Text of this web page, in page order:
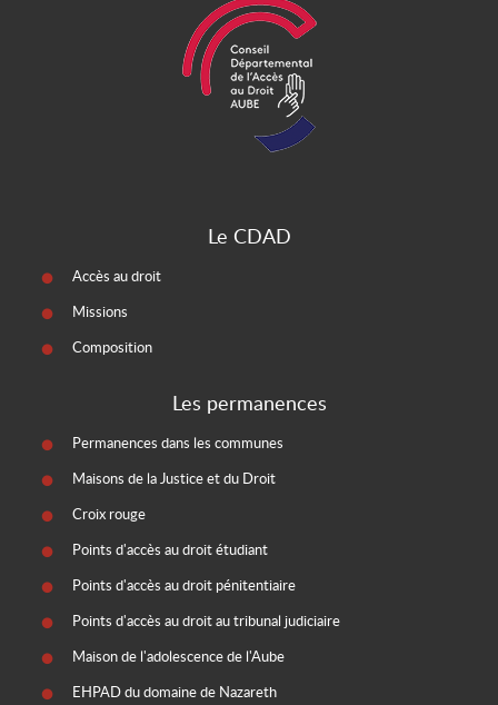
Le CDAD
Accès au droit
Missions
Composition
Les permanences
Permanences dans les communes
Maisons de la Justice et du Droit
Croix rouge
Points d'accès au droit étudiant
Points d'accès au droit pénitentiaire
Points d'accès au droit au tribunal judiciaire
Maison de l'adolescence de l'Aube
EHPAD du domaine de Nazareth